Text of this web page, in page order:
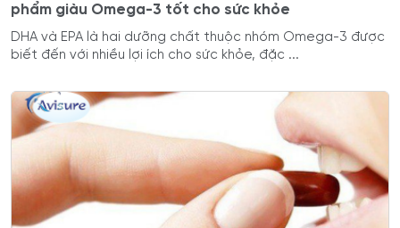
phẩm giàu Omega-3 tốt cho sức khỏe
DHA và EPA là hai dưỡng chất thuộc nhóm Omega-3 được
biết đến với nhiều lợi ích cho sức khỏe, đặc ...